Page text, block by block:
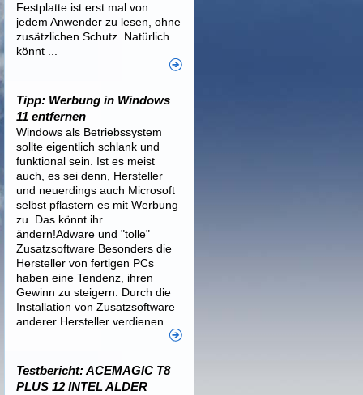
Festplatte ist erst mal von
jedem Anwender zu lesen, ohne
zusätzlichen Schutz. Natürlich
könnt ...
Tipp: Werbung in Windows
11 entfernen
Windows als Betriebssystem
sollte eigentlich schlank und
funktional sein. Ist es meist
auch, es sei denn, Hersteller
und neuerdings auch Microsoft
selbst pflastern es mit Werbung
zu. Das könnt ihr
ändern!Adware und "tolle"
Zusatzsoftware Besonders die
Hersteller von fertigen PCs
haben eine Tendenz, ihren
Gewinn zu steigern: Durch die
Installation von Zusatzsoftware
anderer Hersteller verdienen ...
Testbericht: ACEMAGIC T8
PLUS 12 INTEL ALDER